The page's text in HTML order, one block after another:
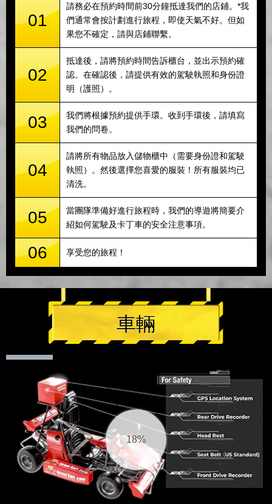
01
請務必在預約時間前30分鐘抵達我們的店鋪。*我
們通常會按計劃進行旅程，即使天氣不好。但如
果您不確定，請與店鋪聯繫。
02
抵達後，請將預約時間告訴櫃台，並出示預約確
認。在確認後，請提供有效的駕駛執照和身份證
明（護照）。
03
我們將根據預約提供手環。收到手環後，請填寫
我們的問卷。
04
請將所有物品放入儲物櫃中（需要身份證和駕駛
執照）。然後選擇您喜愛的服裝！所有服裝均已
清洗。
05
當團隊準備好進行旅程時，我們的導遊將簡要介
紹如何駕駛及卡丁車的安全注意事項。
06 享受您的旅程！
車輛
18%